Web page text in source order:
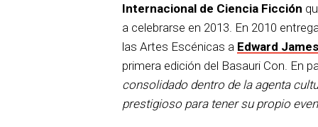
Internacional de Ciencia Ficción
a celebrarse en 2013. En 2010
las Artes Escénicas a Edward
primera edición del Basauri Con. En
consolidado dentro de la agenta
prestigioso para tener su propio